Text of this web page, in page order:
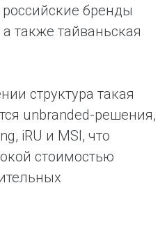
бренды
а также тайваньская
структура такая
unbranded-решения,
iRU и MSI, что
стоимостью